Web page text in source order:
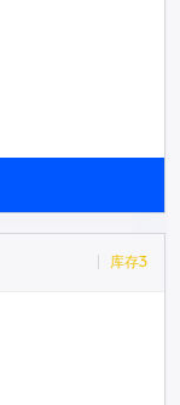
库存3